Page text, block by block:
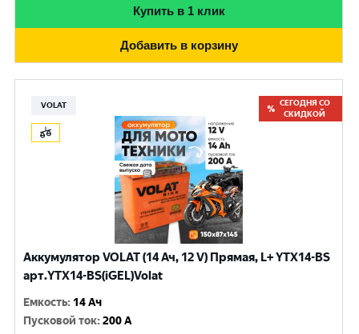
Купить в 1 клик
Добавить в корзину
VOLAT
СЕГОДНЯ СО
СКИДКОЙ
Аккумулятор VOLAT (14 Ач, 12 V) Прямая, L+ YTX14-BS
арт.YTX14-BS(iGEL)Volat
Емкость: 14 Ач
Пусковой ток:200 A